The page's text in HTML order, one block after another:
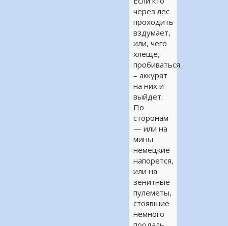
через лес
проходить
вздумает,
или, чего
хлеще,
пробиваться
– аккурат
на них и
выйдет.
По
сторонам
— или на
мины
немецкие
напорется,
или на
зенитные
пулеметы,
стоявшие
немного